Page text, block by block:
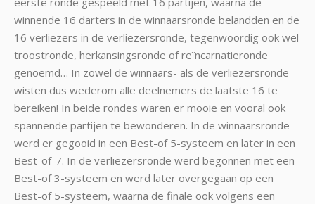
winnende 16 darters in de winnaarsronde belandden en de
16 verliezers in de verliezersronde, tegenwoordig ook wel
troostronde, herkansingsronde of reïncarnatieronde
genoemd… In zowel de winnaars- als de verliezersronde
wisten dus wederom alle deelnemers de laatste 16 te
bereiken! In beide rondes waren er mooie en vooral ook
spannende partijen te bewonderen. In de winnaarsronde
werd er gegooid in een Best-of 5-systeem en later in een
Best-of-7. In de verliezersronde werd begonnen met een
Best-of 3-systeem en werd later overgegaan op een
Best-of 5-systeem, waarna de finale ook volgens een